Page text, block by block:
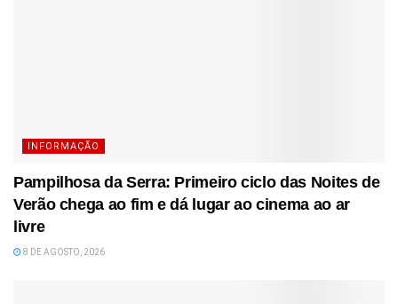
INFORMAÇÃO
Pampilhosa da Serra: Primeiro ciclo das Noites de
Verão chega ao fim e dá lugar ao cinema ao ar
livre
8 DE AGOSTO, 2026